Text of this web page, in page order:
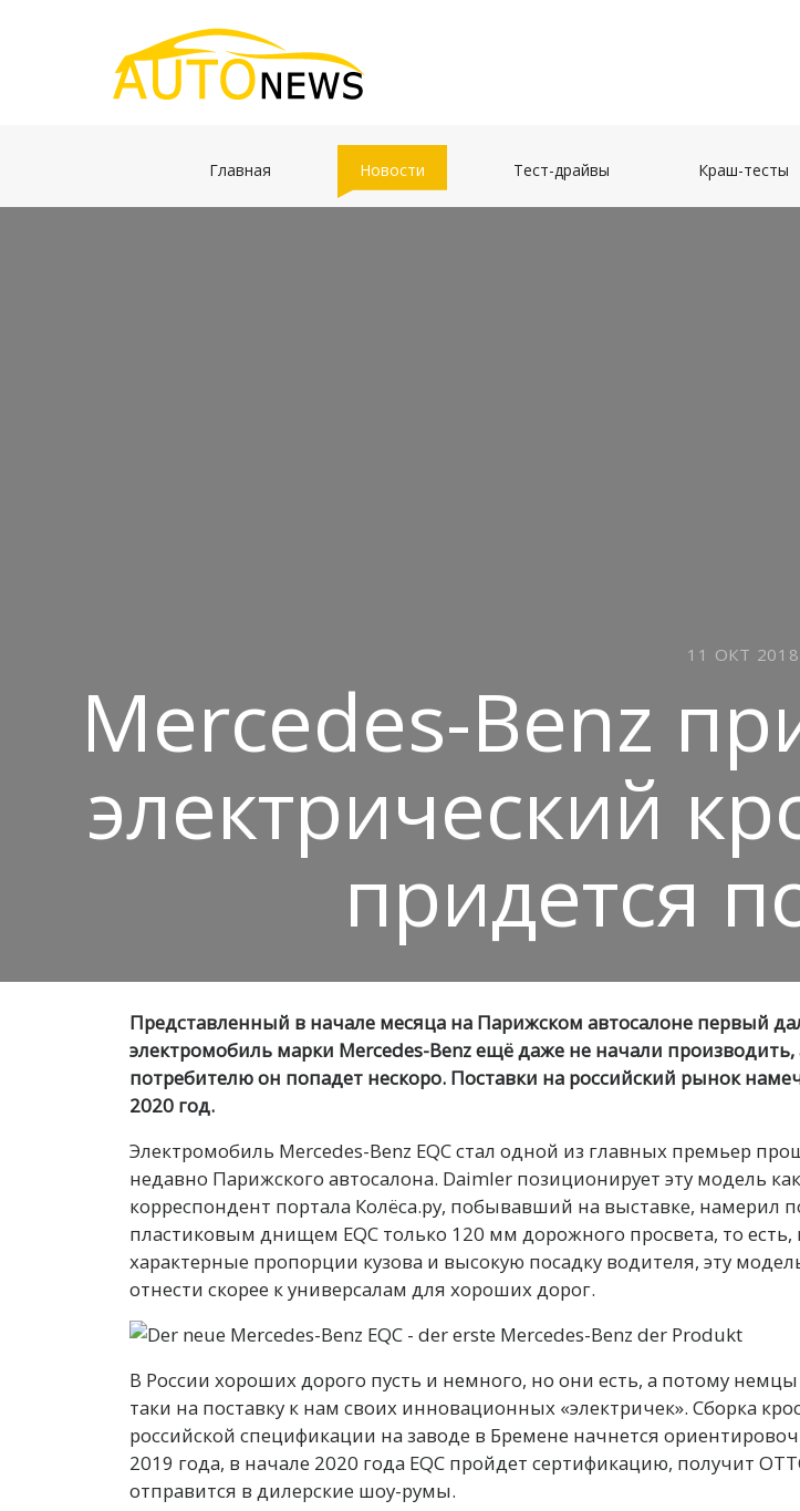
Главная Новости Тест-драйвы Краш-тесты
11 ОКТ 2018
Mercedes-Benz
электрический
придется
Представленный в начале месяца на Парижском автосалоне первый
электромобиль марки Mercedes-Benz ещё даже не начали производить,
потребителю он попадет нескоро. Поставки на российский рынок
2020 год.
Электромобиль Mercedes-Benz EQC стал одной из главных премьер
недавно Парижского автосалона. Daimler позиционирует эту модель
корреспондент портала Колёса.ру, побывавший на выставке, намерил
пластиковым днищем EQC только 120 мм дорожного просвета, то есть,
характерные пропорции кузова и высокую посадку водителя, эту
отнести скорее к универсалам для хороших дорог.
В России хороших дорого пусть и немного, но они есть, а потому
таки на поставку к нам своих инновационных «электричек». Сборка
российской спецификации на заводе в Бремене начнется
2019 года, в начале 2020 года EQC пройдет сертификацию, получит
отправится в дилерские шоу-румы.